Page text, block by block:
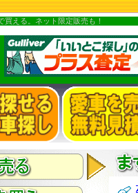
買える。ネット限定販売も！